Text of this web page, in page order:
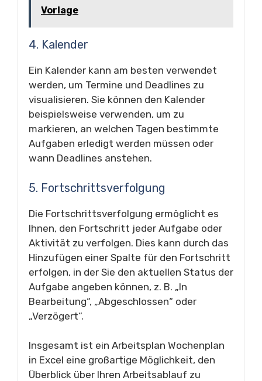
Vorlage
4. Kalender
Ein Kalender kann am besten verwendet
werden, um Termine und Deadlines zu
visualisieren. Sie können den Kalender
beispielsweise verwenden, um zu
markieren, an welchen Tagen bestimmte
Aufgaben erledigt werden müssen oder
wann Deadlines anstehen.
5. Fortschrittsverfolgung
Die Fortschrittsverfolgung ermöglicht es
Ihnen, den Fortschritt jeder Aufgabe oder
Aktivität zu verfolgen. Dies kann durch das
Hinzufügen einer Spalte für den Fortschritt
erfolgen, in der Sie den aktuellen Status der
Aufgabe angeben können, z. B. „In
Bearbeitung“, „Abgeschlossen“ oder
„Verzögert“.
Insgesamt ist ein Arbeitsplan Wochenplan
in Excel eine großartige Möglichkeit, den
Überblick über Ihren Arbeitsablauf zu